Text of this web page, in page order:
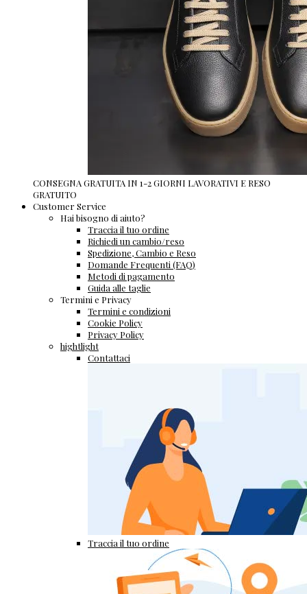
CONSEGNA GRATUITA IN 1-2 GIORNI LAVORATIVI E RESO
GRATUITO
Customer Service
Hai bisogno di aiuto?
Traccia il tuo ordine
Richiedi un cambio/reso
Spedizione, Cambio e Reso
Domande Frequenti (FAQ)
Metodi di pagamento
Guida alle taglie
Termini e Privacy
Termini e condizioni
Cookie Policy
Privacy Policy
hightlight
Contattaci
Traccia il tuo ordine